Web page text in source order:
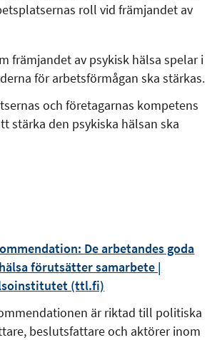
roll vid främjandet av
främjandet av psykisk hälsa spelar i
för arbetsförmågan ska stärkas.
och företagarnas kompetens
stärka den psykiska hälsan ska
De arbetandes goda
förutsätter samarbete |
(ttl.fi)
är riktad till politiska
beslutsfattare och aktörer inom